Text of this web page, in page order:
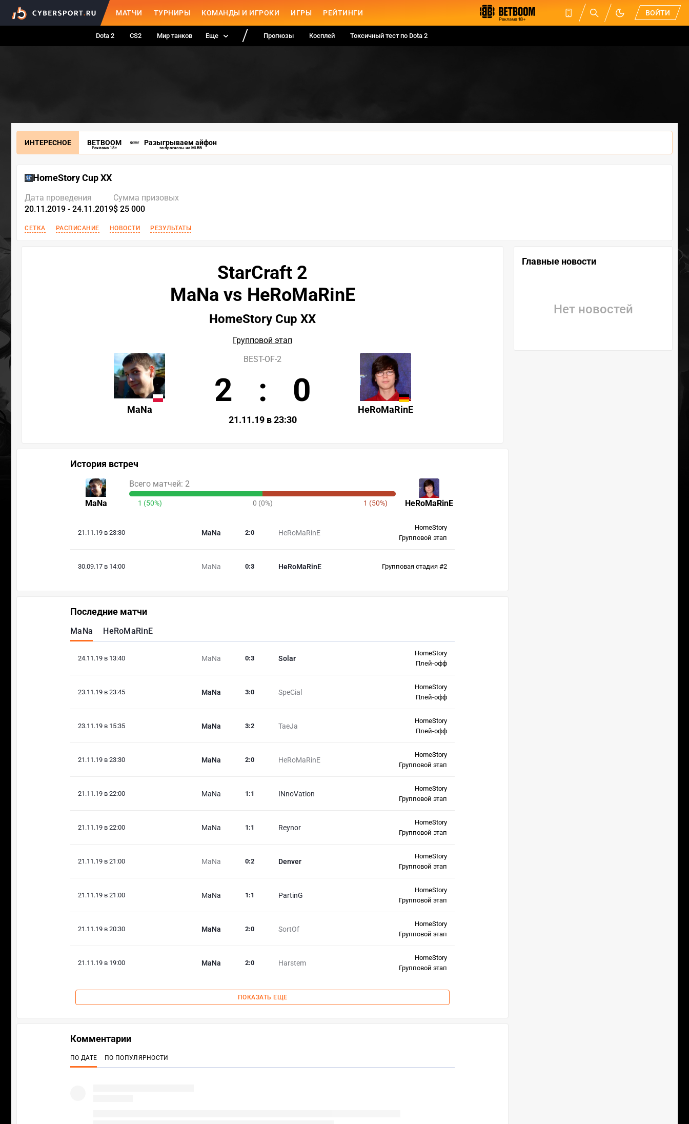
МАТЧИ ТУРНИРЫ КОМАНДЫ И ИГРОКИ ИГРЫ РЕЙТИНГИ ВОЙТИ
Dota 2 CS2 Мир танков Еще Прогнозы Косплей Токсичный тест по Dota 2
ИНТЕРЕСНОЕ BETBOOM
Реклама 18+
Разыгрываем айфон
за прогнозы на MLBB
HomeStory Cup XX
Дата проведения
20.11.2019 - 24.11.2019
Сумма призовых
$ 25 000
СЕТКА РАСПИСАНИЕ НОВОСТИ РЕЗУЛЬТАТЫ
StarCraft 2
MaNa vs HeRoMaRinE
HomeStory Cup XX
Групповой этап
MaNa HeRoMaRinE
BEST-OF-2
2 : 0
21.11.19 в 23:30
История встреч
MaNa HeRoMaRinE
Всего матчей: 2
1 (50%) 0 (0%) 1 (50%)
21.11.19 в 23:30 MaNa HeRoMaRinE
2:0
HomeStory
Групповой этап
30.09.17 в 14:00 MaNa HeRoMaRinE
0:3 Групповая стадия #2
Последние матчи
MaNa HeRoMaRinE
24.11.19 в 13:40 MaNa Solar
0:3
HomeStory
Плей-офф
23.11.19 в 23:45 MaNa SpeCial
3:0
HomeStory
Плей-офф
23.11.19 в 15:35 MaNa TaeJa
3:2
HomeStory
Плей-офф
21.11.19 в 23:30 MaNa HeRoMaRinE
2:0
HomeStory
Групповой этап
21.11.19 в 22:00 MaNa INnoVation
1 :1
HomeStory
Групповой этап
21.11.19 в 22:00 MaNa Reynor
1 :1
HomeStory
Групповой этап
21.11.19 в 21:00 MaNa Denver
0:2
HomeStory
Групповой этап
21.11.19 в 21:00 MaNa PartinG
1 :1
HomeStory
Групповой этап
21.11.19 в 20:30 MaNa SortOf
2:0
HomeStory
Групповой этап
21.11.19 в 19:00 MaNa Harstem
2:0
HomeStory
Групповой этап
ПОКАЗАТЬ ЕЩЕ
Главные новости
Нет новостей
Комментарии
ПО ДАТЕ ПО ПОПУЛЯРНОСТИ